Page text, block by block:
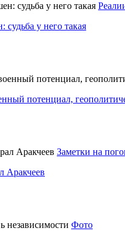
у него такая
потенциал,
Заметки на
Аракчеев
Фото